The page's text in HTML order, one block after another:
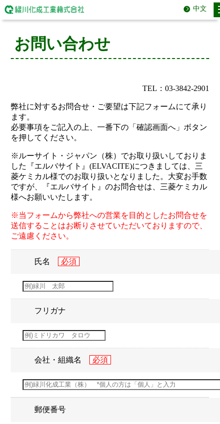
中文
お問い合わせ
TEL：03-3842-2901
弊社に対するお問合せ・ご要望は下記フォームにて承り
ます。
必要事項をご記入の上、一番下の「確認画面へ」ボタン
を押してください。
※ルーサイト・ジャパン（株）でお取り扱いしておりま
した『エルバサイト』(ELVACITE)につきましては、三
菱ケミカル様でのお取り扱いとなりました。大変お手数
ですが、『エルバサイト』のお問合せは、三菱ケミカル
様へお願いいたします。
※当フォームから弊社への営業を目的としたお問合せを
送信することはお断りさせていただいておりますので、
ご遠慮ください。
氏名
フリガナ
会社・組織名
郵便番号